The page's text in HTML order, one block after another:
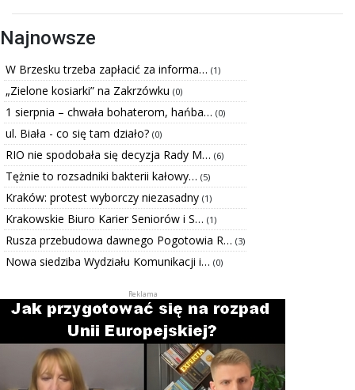
Najnowsze
W Brzesku trzeba zapłacić za informa… (1)
„Zielone kosiarki” na Zakrzówku (0)
1 sierpnia – chwała bohaterom, hańba… (0)
ul. Biała - co się tam działo? (0)
RIO nie spodobała się decyzja Rady M… (6)
Tężnie to rozsadniki bakterii kałowy… (5)
Kraków: protest wyborczy niezasadny (1)
Krakowskie Biuro Karier Seniorów i S… (1)
Rusza przebudowa dawnego Pogotowia R… (3)
Nowa siedziba Wydziału Komunikacji i… (0)